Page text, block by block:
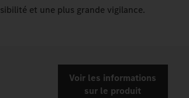
et une plus grande vigilance.
Voir les informations
sur le produit